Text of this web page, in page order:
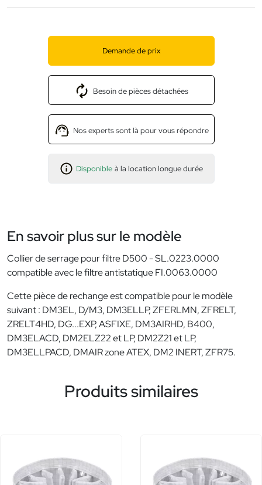
Demande de prix
Besoin de pièces détachées
Nos experts sont là pour vous répondre
Disponible à la location longue durée
En savoir plus sur le modèle
Collier de serrage pour filtre D500 - SL.0223.0000
compatible avec le filtre antistatique FI.0063.0000
Cette pièce de rechange est compatible pour le modèle
suivant : DM3EL, D/M3, DM3ELLP, ZFERLMN, ZFRELT,
ZRELT4HD, DG...EXP, ASFIXE, DM3AIRHD, B400,
DM3ELACD, DM2ELZ22 et LP, DM2Z21 et LP,
DM3ELLPACD, DMAIR zone ATEX, DM2 INERT, ZFR75.
Produits similaires